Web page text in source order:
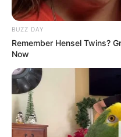
Top 10 Pop Divas -
BRAINBERRIES
BUZZ DAY
Remember Hensel Twins?
Now